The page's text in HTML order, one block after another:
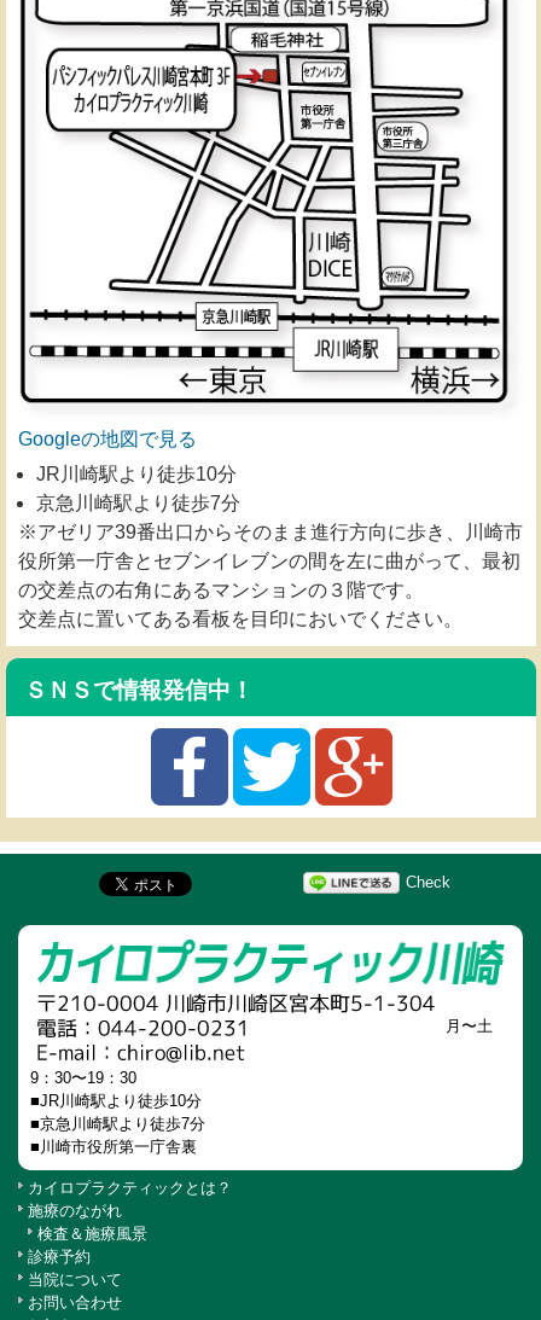
Googleの地図で見る
JR川崎駅より徒歩10分
京急川崎駅より徒歩7分
※アゼリア39番出口からそのまま進行方向に歩き、川崎市
役所第一庁舎とセブンイレブンの間を左に曲がって、最初
の交差点の右角にあるマンションの３階です。
交差点に置いてある看板を目印においでください。
ＳＮＳで情報発信中！
Check
月〜土
9：30〜19：30
■JR川崎駅より徒歩10分
■京急川崎駅より徒歩7分
■川崎市役所第一庁舎裏
カイロプラクティックとは？
施療のながれ
検査＆施療風景
診療予約
当院について
お問い合わせ